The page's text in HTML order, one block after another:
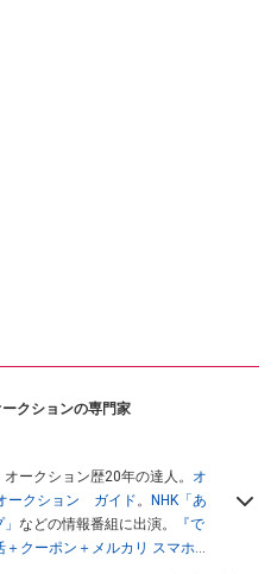
クションの専門家
ークション歴20年の達人。 オ
ークション ガイド。
NHK「あ
などの情報番組に出演。
『で
クーポン＋メルカリ スマホで